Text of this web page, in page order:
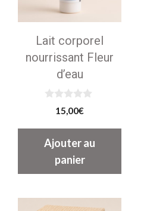
Lait corporel
nourrissant Fleur
d’eau
5
15,00€
Ajouter au
panier